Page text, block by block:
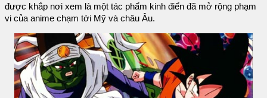
được khắp nơi xem là một tác phẩm kinh điển đã mở rộng phạm
vi của anime chạm tới Mỹ và châu Âu.